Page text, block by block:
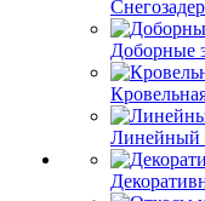
Доборные
Линейный